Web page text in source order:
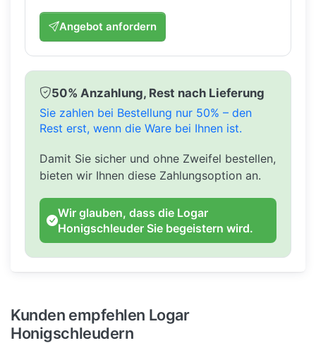
Angebot anfordern
50% Anzahlung, Rest nach Lieferung
Sie zahlen bei Bestellung nur 50% – den
Rest erst, wenn die Ware bei Ihnen ist.
Damit Sie sicher und ohne Zweifel bestellen,
bieten wir Ihnen diese Zahlungsoption an.
Wir glauben, dass die Logar
Honigschleuder Sie begeistern wird.
Kunden empfehlen Logar
Honigschleudern